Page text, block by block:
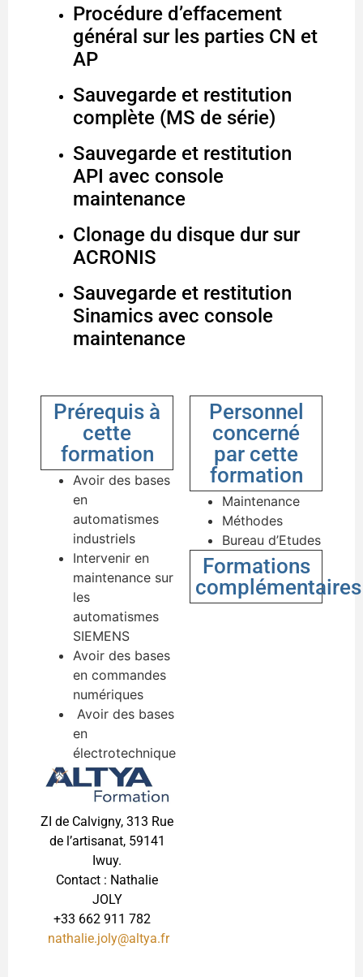
Procédure d’effacement
général sur les parties CN et
AP
Sauvegarde et restitution
complète (MS de série)
Sauvegarde et restitution
API avec console
maintenance
Clonage du disque dur sur
ACRONIS
Sauvegarde et restitution
Sinamics avec console
maintenance
Prérequis à
cette
formation
Avoir des bases
en
automatismes
industriels
Intervenir en
maintenance sur
les
automatismes
SIEMENS
Avoir des bases
en commandes
numériques
Avoir des bases
en
électrotechnique
ZI de Calvigny, 313 Rue
de l’artisanat, 59141
Iwuy.
Contact : Nathalie
JOLY
+33 662 911 782
nathalie.joly@altya.fr
Personnel
concerné
par cette
formation
Maintenance
Méthodes
Bureau d’Etudes
Formations
complémentaires